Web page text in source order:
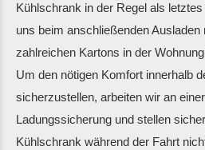
Kühlschrank in der Regel als
uns beim anschließenden Ausladen
zahlreichen Kartons in der
Um den nötigen Komfort innerhalb
sicherzustellen, arbeiten wir an
Ladungssicherung und stellen
Kühlschrank während der Fahrt